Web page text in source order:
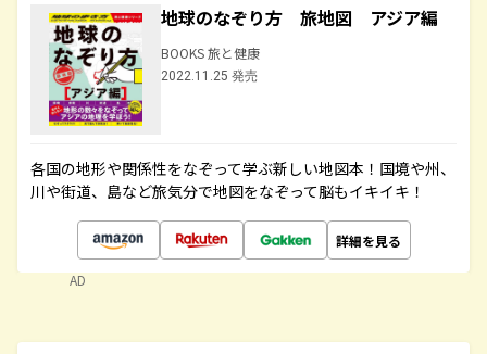
地球のなぞり方 旅地図 アジア編
BOOKS 旅と健康
2022.11.25 発売
各国の地形や関係性をなぞって学ぶ新しい地図本！国境や州、
川や街道、島など旅気分で地図をなぞって脳もイキイキ！
詳細を見る
AD